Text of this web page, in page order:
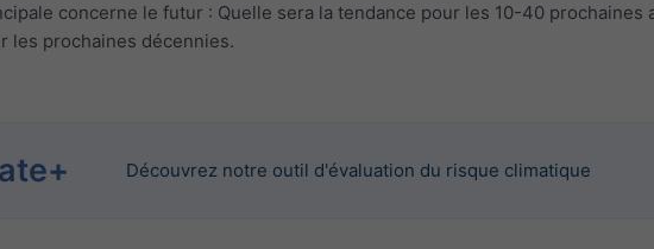
concerne le futur : Quelle sera la tendance pour les 10-40
les prochaines décennies.
Découvrez notre outil d'évaluation du risque climatique